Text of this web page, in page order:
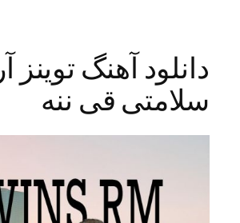
آهنگ توینز آر ام بنام
قی ننه